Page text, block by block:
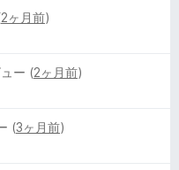
2ヶ月前)
ー (2ヶ月前)
(3ヶ月前)